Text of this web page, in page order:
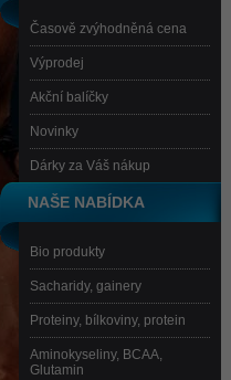
Časově zvýhodněná cena
Výprodej
Akční balíčky
Novinky
Dárky za Váš nákup
NAŠE NABÍDKA
Bio produkty
Sacharidy, gainery
Proteiny, bílkoviny, protein
Aminokyseliny, BCAA,
Glutamin